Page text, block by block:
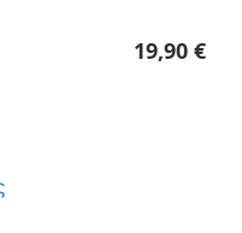
19,90 €